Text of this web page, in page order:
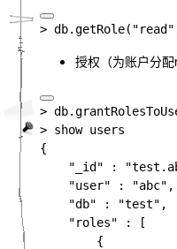
>
授权（为账户分配
> db.
{
"_id"
:
"user"
: "abc" ,
"db"
: "test" ,
"roles"
:
[
{